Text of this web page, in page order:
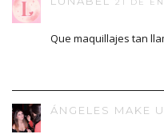
Que maquillajes tan
ÁNGELES MAKE